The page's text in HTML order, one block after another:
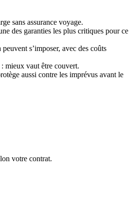
sans assurance voyage.
des garanties les plus critiques pour ce
s’imposer, avec des coûts
mieux vaut être couvert.
aussi contre les imprévus avant le
votre contrat.